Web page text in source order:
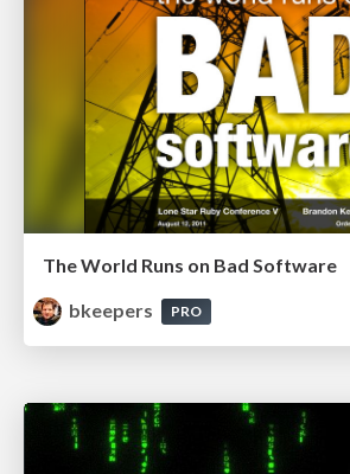
The World Runs on Bad Software
bkeepers
PRO